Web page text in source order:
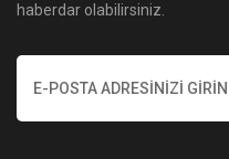
haberdar olabilirsiniz.